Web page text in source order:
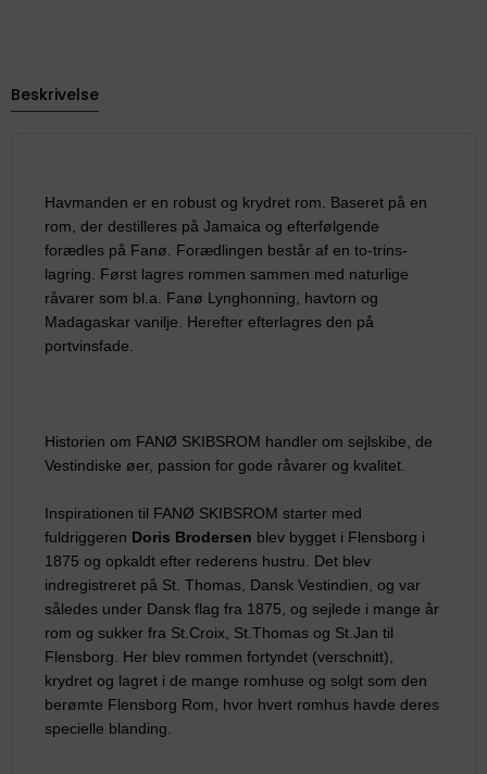
Beskrivelse
Havmanden er en robust og krydret rom. Baseret på en
rom, der destilleres på Jamaica og efterfølgende
forædles på Fanø. Forædlingen består af en to-trins-
lagring. Først lagres rommen sammen med naturlige
råvarer som bl.a. Fanø Lynghonning, havtorn og
Madagaskar vanilje. Herefter efterlagres den på
portvinsfade.
Historien om FANØ SKIBSROM handler om sejlskibe, de
Vestindiske øer, passion for gode råvarer og kvalitet.
Inspirationen til FANØ SKIBSROM starter med
fuldriggeren Doris Brodersen blev bygget i Flensborg i
1875 og opkaldt efter rederens hustru. Det blev
indregistreret på St. Thomas, Dansk Vestindien, og var
således under Dansk flag fra 1875, og sejlede i mange år
rom og sukker fra St.Croix, St.Thomas og St.Jan til
Flensborg. Her blev rommen fortyndet (verschnitt),
krydret og lagret i de mange romhuse og solgt som den
berømte Flensborg Rom, hvor hvert romhus havde deres
specielle blanding.